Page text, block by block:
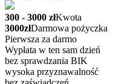
300 - 3000 złKwota
3000złDarmowa pożyczka
Pierwsza za darmo
Wypłata w ten sam dzień
bez sprawdzania BIK
wysoka przyznawalność